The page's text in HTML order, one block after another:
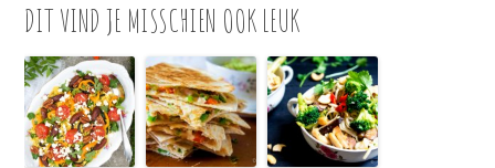
DIT VIND JE MISSCHIEN OOK LEUK